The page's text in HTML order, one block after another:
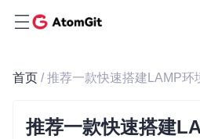
首页 / 推荐一款快速搭建LAMP环
推荐一款快速搭建